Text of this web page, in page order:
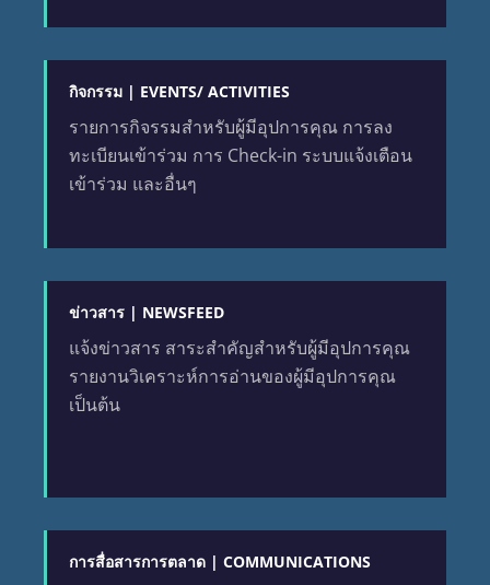
กิจกรรม | EVENTS/ ACTIVITIES
รายการกิจรรมสำหรับผู้มีอุปการคุณ การลง
ทะเบียนเข้าร่วม การ Check-in ระบบแจ้งเตือน
เข้าร่วม และอื่นๆ
ข่าวสาร | NEWSFEED
แจ้งข่าวสาร สาระสำคัญสำหรับผู้มีอุปการคุณ
รายงานวิเคราะห์การอ่านของผู้มีอุปการคุณ
เป็นต้น
การสื่อสารการตลาด | COMMUNICATIONS